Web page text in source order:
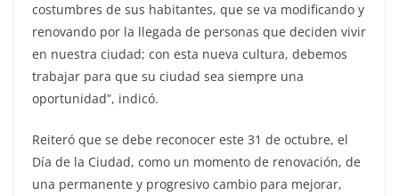
costumbres de sus habitantes, que se va modificando y
renovando por la llegada de personas que deciden vivir
en nuestra ciudad; con esta nueva cultura, debemos
trabajar para que su ciudad sea siempre una
oportunidad”, indicó.
Reiteró que se debe reconocer este 31 de octubre, el
Día de la Ciudad, como un momento de renovación, de
una permanente y progresivo cambio para mejorar,